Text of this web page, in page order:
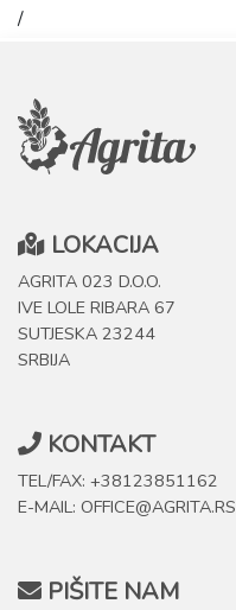
/
LOKACIJA
AGRITA 023 D.O.O.
IVE LOLE RIBARA 67
SUTJESKA 23244
SRBIJA
KONTAKT
TEL/FAX: +38123851162
E-MAIL: OFFICE@AGRITA.RS
PIŠITE NAM